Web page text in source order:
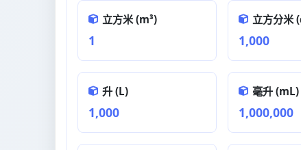
立方米 (m³)
1
立方分米
1,000
升 (L)
1,000
毫升 (mL)
1,000,000